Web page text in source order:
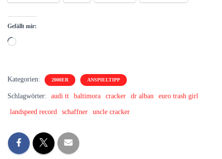
Gefällt mir:
Wird
Kategorien: 2000ER ANSPIELTIPP
Schlagwörter: audi tt baltimora cracker dr alban euro trash girl
landspeed record schaffner uncle cracker